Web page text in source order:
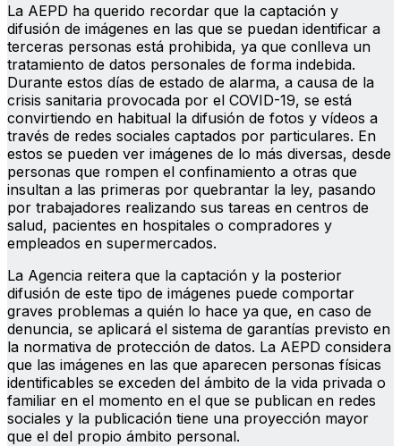
La AEPD ha querido recordar que la captación y
difusión de imágenes en las que se puedan identificar a
terceras personas está prohibida, ya que conlleva un
tratamiento de datos personales de forma indebida.
Durante estos días de estado de alarma, a causa de la
crisis sanitaria provocada por el COVID-19, se está
convirtiendo en habitual la difusión de fotos y vídeos a
través de redes sociales captados por particulares. En
estos se pueden ver imágenes de lo más diversas, desde
personas que rompen el confinamiento a otras que
insultan a las primeras por quebrantar la ley, pasando
por trabajadores realizando sus tareas en centros de
salud, pacientes en hospitales o compradores y
empleados en supermercados.
La Agencia reitera que la captación y la posterior
difusión de este tipo de imágenes puede comportar
graves problemas a quién lo hace ya que, en caso de
denuncia, se aplicará el sistema de garantías previsto en
la normativa de protección de datos. La AEPD considera
que las imágenes en las que aparecen personas físicas
identificables se exceden del ámbito de la vida privada o
familiar en el momento en el que se publican en redes
sociales y la publicación tiene una proyección mayor
que el del propio ámbito personal.